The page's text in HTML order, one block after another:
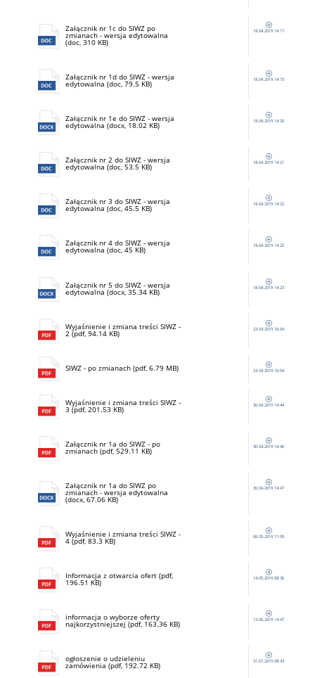
Załącznik nr 1c do SIWZ po
zmianach - wersja edytowalna
(doc, 310 KB)
18.04.2019 14:17
Załącznik nr 1d do SIWZ - wersja
edytowalna (doc, 79.5 KB) 18.04.2019 14:19
Załącznik nr 1e do SIWZ - wersja
edytowalna (docx, 18.02 KB) 18.04.2019 14:20
Załącznik nr 2 do SIWZ - wersja
edytowalna (doc, 53.5 KB) 18.04.2019 14:21
Załącznik nr 3 do SIWZ - wersja
edytowalna (doc, 45.5 KB) 18.04.2019 14:22
Załącznik nr 4 do SIWZ - wersja
edytowalna (doc, 45 KB) 18.04.2019 14:25
Załącznik nr 5 do SIWZ - wersja
edytowalna (docx, 35.34 KB) 18.04.2019 14:23
Wyjaśnienie i zmiana treści SIWZ -
2 (pdf, 94.14 KB) 23.04.2019 16:04
SIWZ - po zmianach (pdf, 6.79 MB) 23.04.2019 16:04
Wyjaśnienie i zmiana treści SIWZ -
3 (pdf, 201.53 KB) 30.04.2019 14:44
Załącznik nr 1a do SIWZ - po
zmianach (pdf, 529.11 KB) 30.04.2019 14:46
Załącznik nr 1a do SIWZ po
zmianach - wersja edytowalna
(docx, 67.06 KB)
30.04.2019 14:47
Wyjaśnienie i zmiana treści SIWZ -
4 (pdf, 83.3 KB) 06.05.2019 11:09
Informacja z otwarcia ofert (pdf,
196.51 KB) 14.05.2019 08:36
informacja o wyborze oferty
najkorzystniejszej (pdf, 163.36 KB) 13.06.2019 14:47
ogłoszenie o udzieleniu
zamówienia (pdf, 192.72 KB) 31.07.2019 08:43